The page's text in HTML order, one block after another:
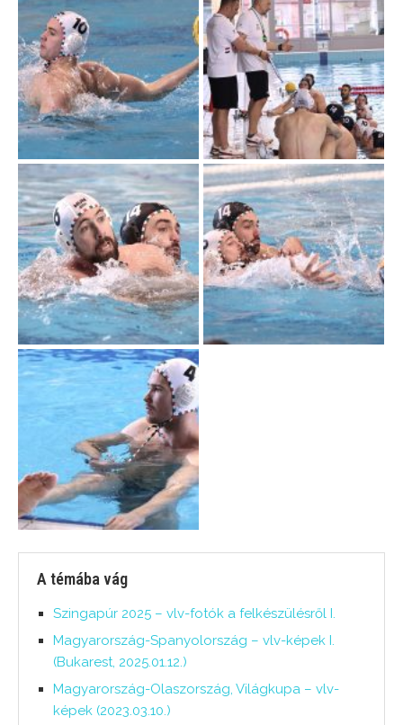
A témába vág
Szingapúr 2025 – vlv-fotók a felkészülésről I.
Magyarország-Spanyolország – vlv-képek I.
(Bukarest, 2025.01.12.)
Magyarország-Olaszország, Világkupa – vlv-
képek (2023.03.10.)